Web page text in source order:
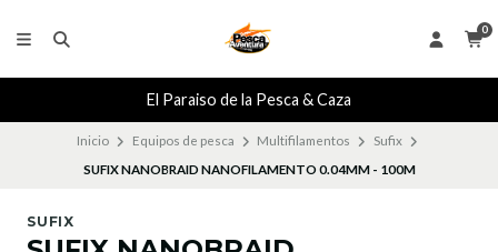
0
El Paraiso de la Pesca & Caza
Inicio Equipos de pesca Multifilamentos
Sufix
SUFIX NANOBRAID NANOFILAMENTO 0.04MM - 100M
SUFIX